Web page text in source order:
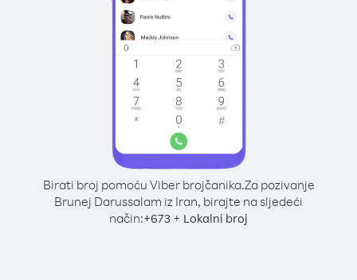
Birati broj pomoću Viber brojčanika.Za pozivanje
Brunej Darussalam iz Iran, birajte na sljedeći
način:+673 + Lokalni broj